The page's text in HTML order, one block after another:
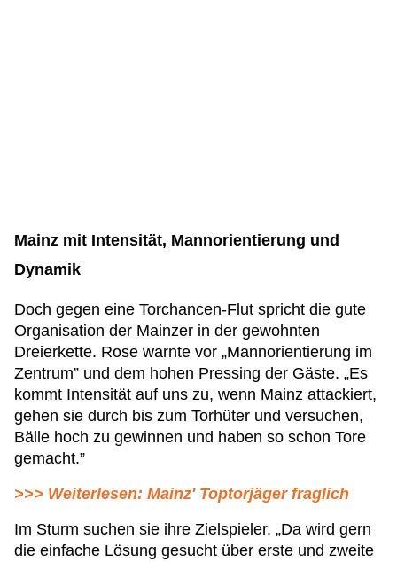
Mainz mit Intensität, Mannorientierung und
Dynamik
Doch gegen eine Torchancen-Flut spricht die gute
Organisation der Mainzer in der gewohnten
Dreierkette. Rose warnte vor „Mannorientierung im
Zentrum” und dem hohen Pressing der Gäste. „Es
kommt Intensität auf uns zu, wenn Mainz attackiert,
gehen sie durch bis zum Torhüter und versuchen,
Bälle hoch zu gewinnen und haben so schon Tore
gemacht.”
>>> Weiterlesen: Mainz' Toptorjäger fraglich
Im Sturm suchen sie ihre Zielspieler. „Da wird gern
die einfache Lösung gesucht über erste und zweite